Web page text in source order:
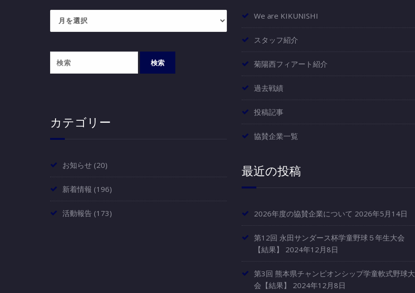
イ
ブ
カテゴリー
お知らせ (20)
新着情報 (196)
活動報告 (173)
We are KIKUNISHI
スタッフ紹介
菊陽西フィアート紹介
過去戦績
投稿記事
協賛企業一覧
最近の投稿
2026年度の協賛企業について 2026年5月14日
第12回 永田サンダース杯学童野球５年生大会
【結果】
2024年12月8日
第3回 熊本県チャンピオンシップ学童軟式野球大
会【結果】
2024年12月8日